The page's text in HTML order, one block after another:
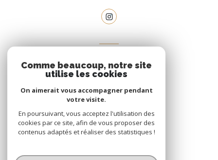
espace propriétaire
SE CONNECTER
© 2026 | Tous droits réservés
Comme beaucoup, notre site
utilise les cookies
On aimerait vous accompagner pendant
votre visite.
En poursuivant, vous acceptez l'utilisation des
cookies par ce site, afin de vous proposer des
contenus adaptés et réaliser des statistiques !